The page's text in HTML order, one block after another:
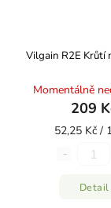
Vilgain R2E Krůtí
Momentálně
209
52,25 Kč /
Detail